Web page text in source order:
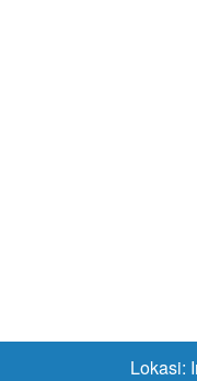
Lokasi: